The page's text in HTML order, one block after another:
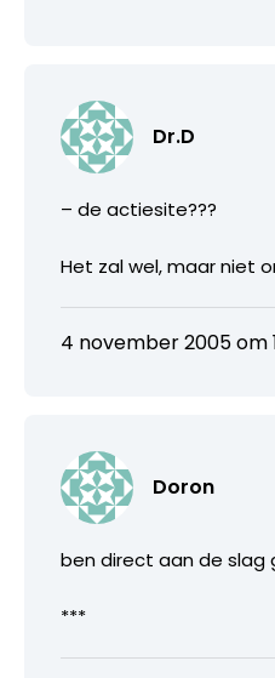
Dr.D
– de actiesite???
Het zal wel, maar niet
4 november 2005 om
Doron
ben direct aan de slag
***